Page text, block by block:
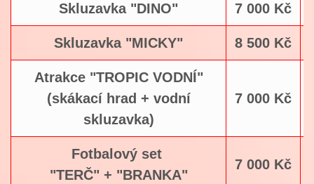
Skluzavka "DINO" 7 000 Kč
Skluzavka "MICKY" 8 500 Kč
Atrakce "TROPIC VODNÍ"
(skákací hrad + vodní
skluzavka)
7 000 Kč
Fotbalový set
"TERČ" + "BRANKA"
7 000 Kč